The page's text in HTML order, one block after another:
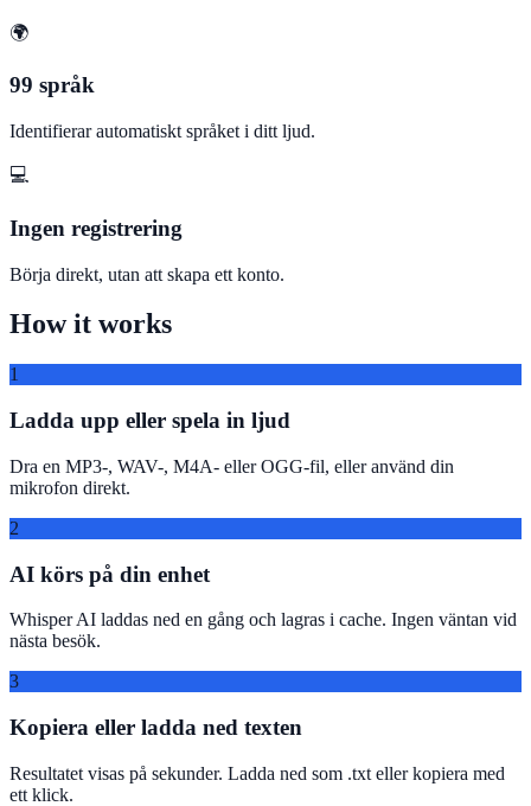
🌍
99 språk
Identifierar automatiskt språket i ditt ljud.
💻
Ingen registrering
Börja direkt, utan att skapa ett konto.
How it works
1
Ladda upp eller spela in ljud
Dra en MP3-, WAV-, M4A- eller OGG-fil, eller använd din
mikrofon direkt.
2
AI körs på din enhet
Whisper AI laddas ned en gång och lagras i cache. Ingen väntan vid
nästa besök.
3
Kopiera eller ladda ned texten
Resultatet visas på sekunder. Ladda ned som .txt eller kopiera med
ett klick.